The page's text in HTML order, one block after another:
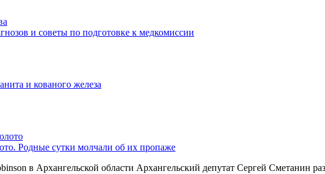
и советы по подготовке к медкомиссии
и кованого железа
Родные сутки молчали об их пропаже
в Архангельской области Архангельский депутат Сергей Сметанин